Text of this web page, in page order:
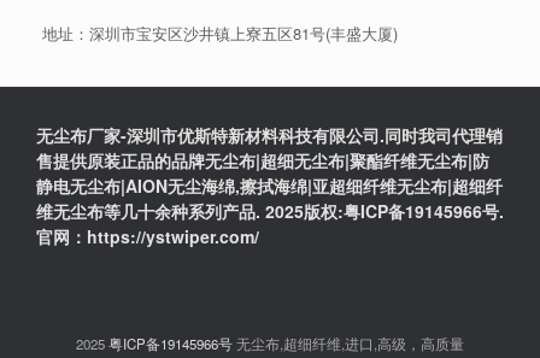
地址：深圳市宝安区沙井镇上寮五区81号(丰盛大厦)
无尘布厂家-深圳市优斯特新材料科技有限公司.同时我司代理销
售提供原装正品的品牌无尘布|超细无尘布|聚酯纤维无尘布|防
静电无尘布|AION无尘海绵,擦拭海绵|亚超细纤维无尘布|超细纤
维无尘布等几十余种系列产品. 2025版权:粤ICP备19145966号.
官网：https://ystwiper.com/
2025粤ICP备19145966号无尘布,超细纤维,进口,高级，高质量